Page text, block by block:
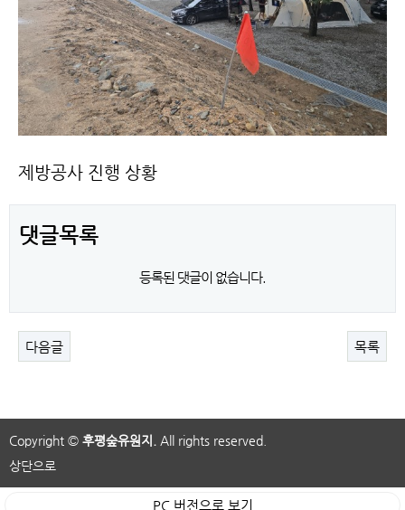
제방공사 진행 상황
댓글목록
등록된 댓글이 없습니다.
다음글 목록
Copyright © 후평숲유원지.
All rights reserved.
상단으로
PC 버전으로 보기